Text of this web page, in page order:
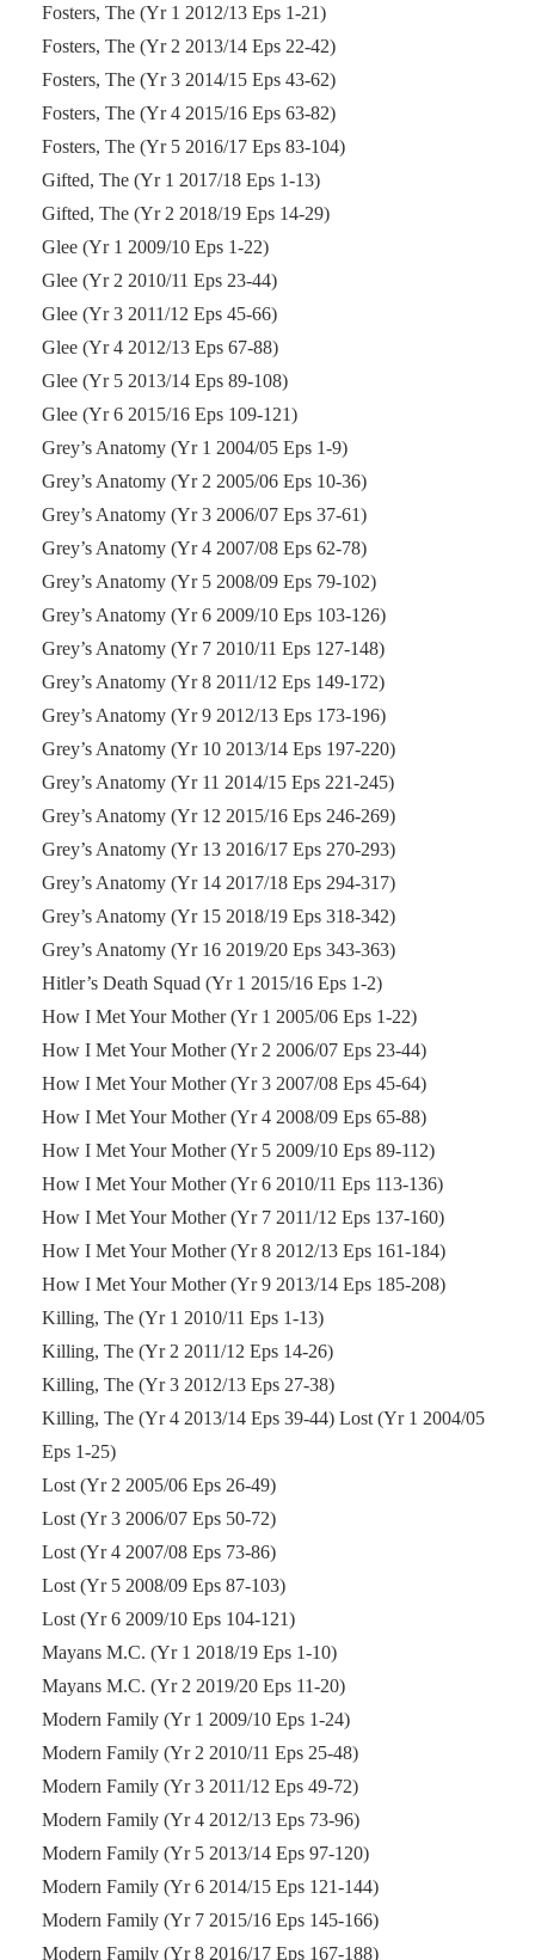
Fosters, The (Yr 1 2012/13 Eps 1-21)
Fosters, The (Yr 2 2013/14 Eps 22-42)
Fosters, The (Yr 3 2014/15 Eps 43-62)
Fosters, The (Yr 4 2015/16 Eps 63-82)
Fosters, The (Yr 5 2016/17 Eps 83-104)
Gifted, The (Yr 1 2017/18 Eps 1-13)
Gifted, The (Yr 2 2018/19 Eps 14-29)
Glee (Yr 1 2009/10 Eps 1-22)
Glee (Yr 2 2010/11 Eps 23-44)
Glee (Yr 3 2011/12 Eps 45-66)
Glee (Yr 4 2012/13 Eps 67-88)
Glee (Yr 5 2013/14 Eps 89-108)
Glee (Yr 6 2015/16 Eps 109-121)
Grey’s Anatomy (Yr 1 2004/05 Eps 1-9)
Grey’s Anatomy (Yr 2 2005/06 Eps 10-36)
Grey’s Anatomy (Yr 3 2006/07 Eps 37-61)
Grey’s Anatomy (Yr 4 2007/08 Eps 62-78)
Grey’s Anatomy (Yr 5 2008/09 Eps 79-102)
Grey’s Anatomy (Yr 6 2009/10 Eps 103-126)
Grey’s Anatomy (Yr 7 2010/11 Eps 127-148)
Grey’s Anatomy (Yr 8 2011/12 Eps 149-172)
Grey’s Anatomy (Yr 9 2012/13 Eps 173-196)
Grey’s Anatomy (Yr 10 2013/14 Eps 197-220)
Grey’s Anatomy (Yr 11 2014/15 Eps 221-245)
Grey’s Anatomy (Yr 12 2015/16 Eps 246-269)
Grey’s Anatomy (Yr 13 2016/17 Eps 270-293)
Grey’s Anatomy (Yr 14 2017/18 Eps 294-317)
Grey’s Anatomy (Yr 15 2018/19 Eps 318-342)
Grey’s Anatomy (Yr 16 2019/20 Eps 343-363)
Hitler’s Death Squad (Yr 1 2015/16 Eps 1-2)
How I Met Your Mother (Yr 1 2005/06 Eps 1-22)
How I Met Your Mother (Yr 2 2006/07 Eps 23-44)
How I Met Your Mother (Yr 3 2007/08 Eps 45-64)
How I Met Your Mother (Yr 4 2008/09 Eps 65-88)
How I Met Your Mother (Yr 5 2009/10 Eps 89-112)
How I Met Your Mother (Yr 6 2010/11 Eps 113-136)
How I Met Your Mother (Yr 7 2011/12 Eps 137-160)
How I Met Your Mother (Yr 8 2012/13 Eps 161-184)
How I Met Your Mother (Yr 9 2013/14 Eps 185-208)
Killing, The (Yr 1 2010/11 Eps 1-13)
Killing, The (Yr 2 2011/12 Eps 14-26)
Killing, The (Yr 3 2012/13 Eps 27-38)
Killing, The (Yr 4 2013/14 Eps 39-44) Lost (Yr 1 2004/05
Eps 1-25)
Lost (Yr 2 2005/06 Eps 26-49)
Lost (Yr 3 2006/07 Eps 50-72)
Lost (Yr 4 2007/08 Eps 73-86)
Lost (Yr 5 2008/09 Eps 87-103)
Lost (Yr 6 2009/10 Eps 104-121)
Mayans M.C. (Yr 1 2018/19 Eps 1-10)
Mayans M.C. (Yr 2 2019/20 Eps 11-20)
Modern Family (Yr 1 2009/10 Eps 1-24)
Modern Family (Yr 2 2010/11 Eps 25-48)
Modern Family (Yr 3 2011/12 Eps 49-72)
Modern Family (Yr 4 2012/13 Eps 73-96)
Modern Family (Yr 5 2013/14 Eps 97-120)
Modern Family (Yr 6 2014/15 Eps 121-144)
Modern Family (Yr 7 2015/16 Eps 145-166)
Modern Family (Yr 8 2016/17 Eps 167-188)